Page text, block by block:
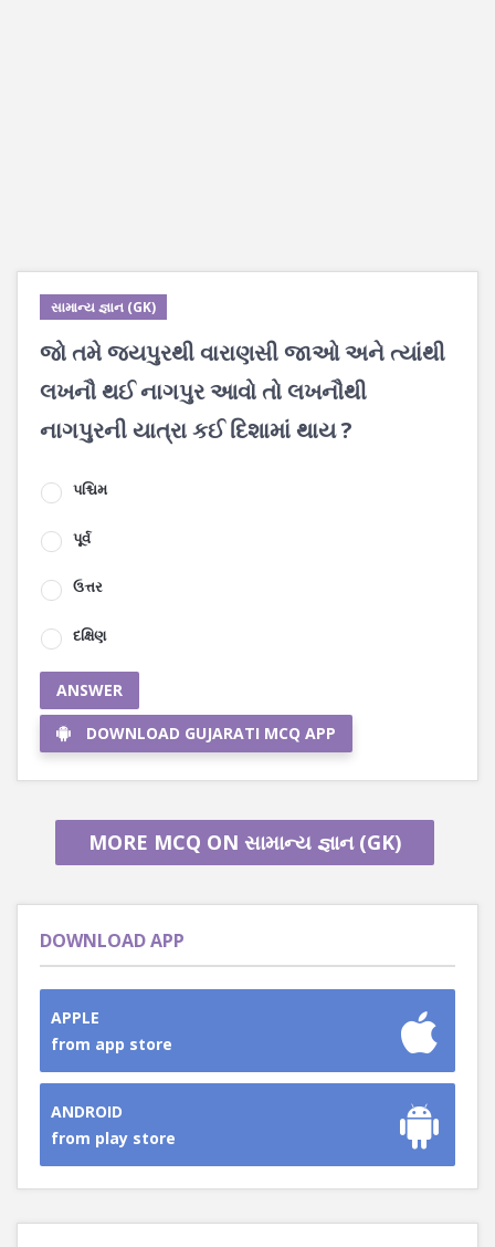
સામાન્ય જ્ઞાન (GK)
જો તમે જયપુરથી વારાણસી જાઓ અને ત્યાંથી
લખનૌ થઈ નાગપુર આવો તો લખનૌથી
નાગપુરની યાત્રા કઈ દિશામાં થાય ?
પશ્ચિમ
પૂર્વ
ઉત્તર
દક્ષિણ
ANSWER
DOWNLOAD GUJARATI MCQ APP
MORE MCQ ON સામાન્ય જ્ઞાન (GK)
DOWNLOAD APP
APPLE
from app store
ANDROID
from play store